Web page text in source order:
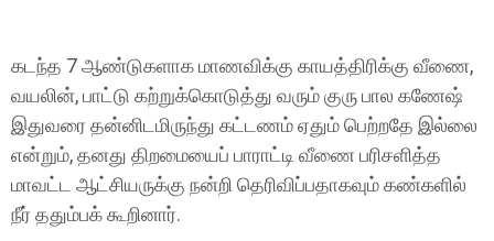
கடந்த 7 ஆண்டுகளாக மாணவிக்கு காயத்திரிக்கு வீணை,
வயலின், பாட்டு கற்றுக்கொடுத்து வரும் குரு பால கணேஷ்
இதுவரை தன்னிடமிருந்து கட்டணம் ஏதும் பெற்றதே இல்லை
என்றும், தனது திறமையைப் பாராட்டி வீணை பரிசளித்த
மாவட்ட ஆட்சியருக்கு நன்றி தெரிவிப்பதாகவும் கண்களில்
நீர் ததும்பக் கூறினார்.